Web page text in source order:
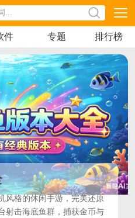
件 专题 排行榜
共款
风格的休闲手游，完美还原
射击海底鱼群，捕获金币与